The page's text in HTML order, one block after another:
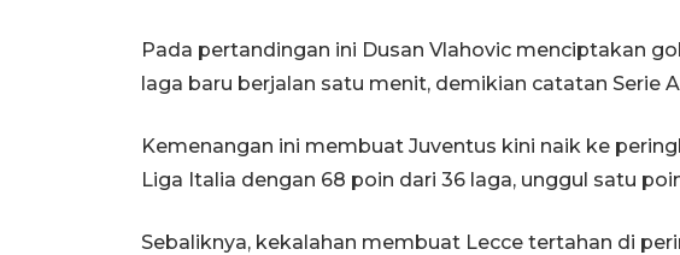
Pada pertandingan ini Dusan Vlahovic menciptakan
laga baru berjalan satu menit, demikian catatan Serie
Kemenangan ini membuat Juventus kini naik ke
Liga Italia dengan 68 poin dari 36 laga, unggul satu
Sebaliknya, kekalahan membuat Lecce tertahan di